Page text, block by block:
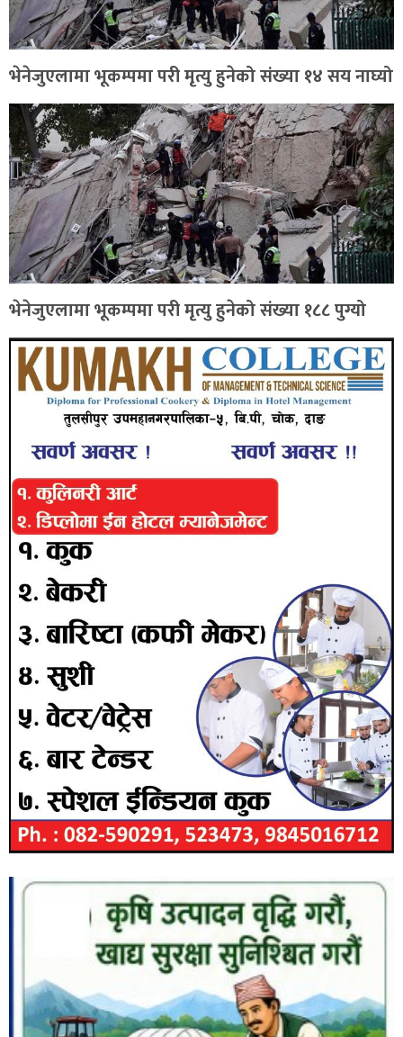
भेनेजुएलामा भूकम्पमा परी मृत्यु हुनेको संख्या १४ सय नाघ्यो
भेनेजुएलामा भूकम्पमा परी मृत्यु हुनेको संख्या १८८ पुग्यो